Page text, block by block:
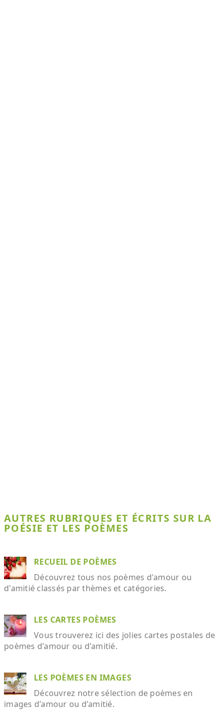
AUTRES RUBRIQUES ET ÉCRITS SUR LA
POÉSIE ET LES POÈMES
RECUEIL DE POÈMES
Découvrez tous nos poèmes d'amour ou
d'amitié classés par thèmes et catégories.
LES CARTES POÈMES
Vous trouverez ici des jolies cartes postales de
poèmes d'amour ou d'amitié.
LES POÈMES EN IMAGES
Découvrez notre sélection de poèmes en
images d'amour ou d'amitié.